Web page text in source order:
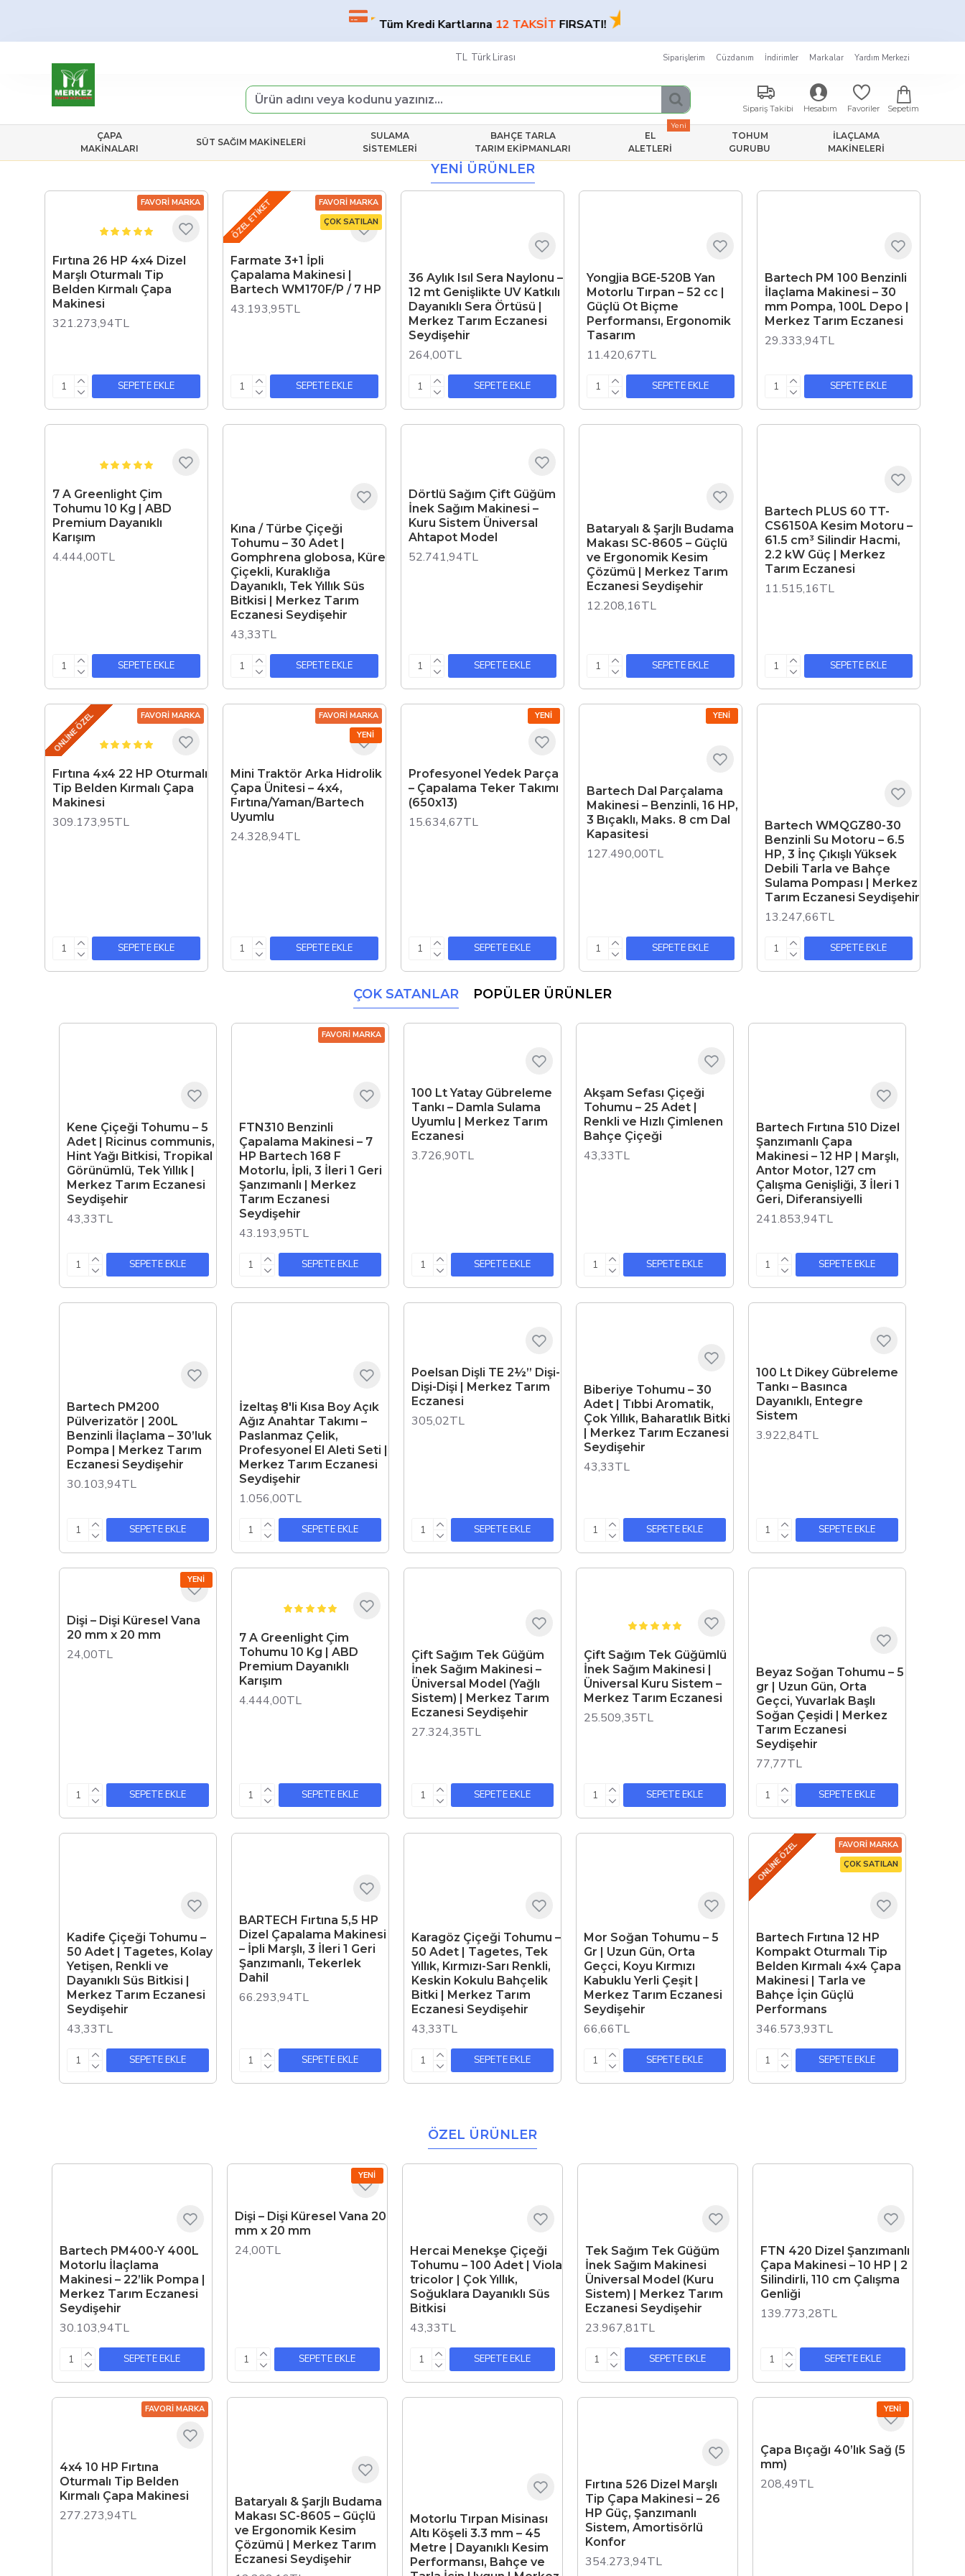
Tüm Kredi Kartlarına12 TAKSİTFIRSATI!★
TL Türk Lirası Siparişlerim Cüzdanım İndirimler Markalar Yardım Merkezi
Sipariş Takibi Hesabım Favoriler Sepetim
ÇAPA
MAKINALARI
SÜT SAĞIM MAKINELERI
SULAMA
SISTEMLERI
BAHÇE TARLA
TARIM EKIPMANLARI
EL
ALETLERI
Yeni
TOHUM
GURUBU
İLAÇLAMA
MAKINELERI
YENI ÜRÜNLER
FAVORI MARKA
Fırtına 26 HP 4x4 Dizel
Marşlı Oturmalı Tip
Belden Kırmalı Çapa
Makinesi
321.273,94TL
SEPETE EKLE
ÇOK SATILAN
ÖZEL ETIKET FAVORI MARKA
Farmate 3+1 İpli
Çapalama Makinesi |
Bartech WM170F/P / 7 HP
43.193,95TL
SEPETE EKLE
36 Aylık Isıl Sera Naylonu –
12 mt Genişlikte UV Katkılı
Dayanıklı Sera Örtüsü |
Merkez Tarım Eczanesi
Seydişehir
264,00TL
SEPETE EKLE
Yongjia BGE-520B Yan
Motorlu Tırpan – 52 cc |
Güçlü Ot Biçme
Performansı, Ergonomik
Tasarım
11.420,67TL
SEPETE EKLE
Bartech PM 100 Benzinli
İlaçlama Makinesi – 30
mm Pompa, 100L Depo |
Merkez Tarım Eczanesi
29.333,94TL
SEPETE EKLE
7 A Greenlight Çim
Tohumu 10 Kg | ABD
Premium Dayanıklı
Karışım
4.444,00TL
SEPETE EKLE
Kına / Türbe Çiçeği
Tohumu – 30 Adet |
Gomphrena globosa, Küre
Çiçekli, Kuraklığa
Dayanıklı, Tek Yıllık Süs
Bitkisi | Merkez Tarım
Eczanesi Seydişehir
43,33TL
SEPETE EKLE
Dörtlü Sağım Çift Güğüm
İnek Sağım Makinesi –
Kuru Sistem Üniversal
Ahtapot Model
52.741,94TL
SEPETE EKLE
Bataryalı & Şarjlı Budama
Makası SC-8605 – Güçlü
ve Ergonomik Kesim
Çözümü | Merkez Tarım
Eczanesi Seydişehir
12.208,16TL
SEPETE EKLE
Bartech PLUS 60 TT-
CS6150A Kesim Motoru –
61.5 cm³ Silindir Hacmi,
2.2 kW Güç | Merkez
Tarım Eczanesi
11.515,16TL
SEPETE EKLE
FAVORI MARKA
ONLINE ÖZEL
Fırtına 4x4 22 HP Oturmalı
Tip Belden Kırmalı Çapa
Makinesi
309.173,95TL
SEPETE EKLE
YENI
FAVORI MARKA
Mini Traktör Arka Hidrolik
Çapa Ünitesi – 4x4,
Fırtına/Yaman/Bartech
Uyumlu
24.328,94TL
SEPETE EKLE
YENI
Profesyonel Yedek Parça
– Çapalama Teker Takımı
(650x13)
15.634,67TL
SEPETE EKLE
YENI
Bartech Dal Parçalama
Makinesi – Benzinli, 16 HP,
3 Bıçaklı, Maks. 8 cm Dal
Kapasitesi
127.490,00TL
SEPETE EKLE
Bartech WMQGZ80-30
Benzinli Su Motoru – 6.5
HP, 3 İnç Çıkışlı Yüksek
Debili Tarla ve Bahçe
Sulama Pompası | Merkez
Tarım Eczanesi Seydişehir
13.247,66TL
SEPETE EKLE
ÇOK SATANLAR POPÜLER ÜRÜNLER
Kene Çiçeği Tohumu – 5
Adet | Ricinus communis,
Hint Yağı Bitkisi, Tropikal
Görünümlü, Tek Yıllık |
Merkez Tarım Eczanesi
Seydişehir
43,33TL
SEPETE EKLE
FAVORI MARKA
FTN310 Benzinli
Çapalama Makinesi – 7
HP Bartech 168 F
Motorlu, İpli, 3 İleri 1 Geri
Şanzımanlı | Merkez
Tarım Eczanesi
Seydişehir
43.193,95TL
SEPETE EKLE
100 Lt Yatay Gübreleme
Tankı – Damla Sulama
Uyumlu | Merkez Tarım
Eczanesi
3.726,90TL
SEPETE EKLE
Akşam Sefası Çiçeği
Tohumu – 25 Adet |
Renkli ve Hızlı Çimlenen
Bahçe Çiçeği
43,33TL
SEPETE EKLE
Bartech Fırtına 510 Dizel
Şanzımanlı Çapa
Makinesi – 12 HP | Marşlı,
Antor Motor, 127 cm
Çalışma Genişliği, 3 İleri 1
Geri, Diferansiyelli
241.853,94TL
SEPETE EKLE
Bartech PM200
Pülverizatör | 200L
Benzinli İlaçlama – 30’luk
Pompa | Merkez Tarım
Eczanesi Seydişehir
30.103,94TL
SEPETE EKLE
İzeltaş 8'li Kısa Boy Açık
Ağız Anahtar Takımı –
Paslanmaz Çelik,
Profesyonel El Aleti Seti |
Merkez Tarım Eczanesi
Seydişehir
1.056,00TL
SEPETE EKLE
Poelsan Dişli TE 2½” Dişi-
Dişi-Dişi | Merkez Tarım
Eczanesi
305,02TL
SEPETE EKLE
Biberiye Tohumu – 30
Adet | Tıbbi Aromatik,
Çok Yıllık, Baharatlık Bitki
| Merkez Tarım Eczanesi
Seydişehir
43,33TL
SEPETE EKLE
100 Lt Dikey Gübreleme
Tankı – Basınca
Dayanıklı, Entegre
Sistem
3.922,84TL
SEPETE EKLE
YENI
Dişi – Dişi Küresel Vana
20 mm x 20 mm
24,00TL
SEPETE EKLE
7 A Greenlight Çim
Tohumu 10 Kg | ABD
Premium Dayanıklı
Karışım
4.444,00TL
SEPETE EKLE
Çift Sağım Tek Güğüm
İnek Sağım Makinesi –
Üniversal Model (Yağlı
Sistem) | Merkez Tarım
Eczanesi Seydişehir
27.324,35TL
SEPETE EKLE
Çift Sağım Tek Güğümlü
İnek Sağım Makinesi |
Üniversal Kuru Sistem –
Merkez Tarım Eczanesi
25.509,35TL
SEPETE EKLE
Beyaz Soğan Tohumu – 5
gr | Uzun Gün, Orta
Geçci, Yuvarlak Başlı
Soğan Çeşidi | Merkez
Tarım Eczanesi
Seydişehir
77,77TL
SEPETE EKLE
Kadife Çiçeği Tohumu –
50 Adet | Tagetes, Kolay
Yetişen, Renkli ve
Dayanıklı Süs Bitkisi |
Merkez Tarım Eczanesi
Seydişehir
43,33TL
SEPETE EKLE
BARTECH Fırtına 5,5 HP
Dizel Çapalama Makinesi
– İpli Marşlı, 3 İleri 1 Geri
Şanzımanlı, Tekerlek
Dahil
66.293,94TL
SEPETE EKLE
Karagöz Çiçeği Tohumu –
50 Adet | Tagetes, Tek
Yıllık, Kırmızı-Sarı Renkli,
Keskin Kokulu Bahçelik
Bitki | Merkez Tarım
Eczanesi Seydişehir
43,33TL
SEPETE EKLE
Mor Soğan Tohumu – 5
Gr | Uzun Gün, Orta
Geçci, Koyu Kırmızı
Kabuklu Yerli Çeşit |
Merkez Tarım Eczanesi
Seydişehir
66,66TL
SEPETE EKLE
ÇOK SATILAN
FAVORI MARKA
ONLINE ÖZEL
Bartech Fırtına 12 HP
Kompakt Oturmalı Tip
Belden Kırmalı 4x4 Çapa
Makinesi | Tarla ve
Bahçe İçin Güçlü
Performans
346.573,93TL
SEPETE EKLE
ÖZEL ÜRÜNLER
Bartech PM400-Y 400L
Motorlu İlaçlama
Makinesi – 22’lik Pompa |
Merkez Tarım Eczanesi
Seydişehir
30.103,94TL
SEPETE EKLE
YENI
Dişi – Dişi Küresel Vana 20
mm x 20 mm
24,00TL
SEPETE EKLE
Hercai Menekşe Çiçeği
Tohumu – 100 Adet | Viola
tricolor | Çok Yıllık,
Soğuklara Dayanıklı Süs
Bitkisi
43,33TL
SEPETE EKLE
Tek Sağım Tek Güğüm
İnek Sağım Makinesi
Üniversal Model (Kuru
Sistem) | Merkez Tarım
Eczanesi Seydişehir
23.967,81TL
SEPETE EKLE
FTN 420 Dizel Şanzımanlı
Çapa Makinesi – 10 HP | 2
Silindirli, 110 cm Çalışma
Genliği
139.773,28TL
SEPETE EKLE
FAVORI MARKA
4x4 10 HP Fırtına
Oturmalı Tip Belden
Kırmalı Çapa Makinesi
277.273,94TL
Bataryalı & Şarjlı Budama
Makası SC-8605 – Güçlü
ve Ergonomik Kesim
Çözümü | Merkez Tarım
Eczanesi Seydişehir
Motorlu Tırpan Misinası
Altı Köşeli 3.3 mm – 45
Metre | Dayanıklı Kesim
Performansı, Bahçe ve
Fırtına 526 Dizel Marşlı
Tip Çapa Makinesi – 26
HP Güç, Şanzımanlı
Sistem, Amortisörlü
Konfor
354.273,94TL
YENI
Çapa Bıçağı 40’lık Sağ (5
mm)
208,49TL